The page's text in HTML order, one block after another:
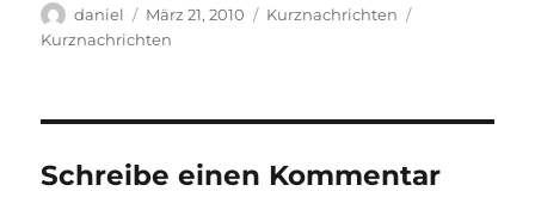
Autor
daniel
Veröffentlicht
am
März 21, 2010 Kategorien
Kurznachrichten
Kurznachrichten
Schreibe einen Kommentar